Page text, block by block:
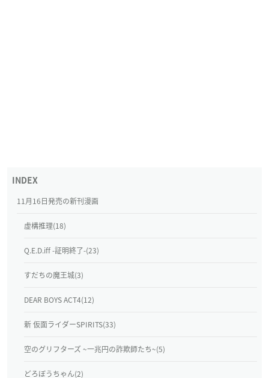
11月16日発売の新刊漫画
虚構推理(18)
Q.E.D.iff -証明終了-(23)
すだちの魔王城(3)
DEAR BOYS ACT4(12)
新 仮面ライダーSPIRITS(33)
空のグリフターズ ~一兆円の詐欺師たち~(5)
どろぼうちゃん(2)